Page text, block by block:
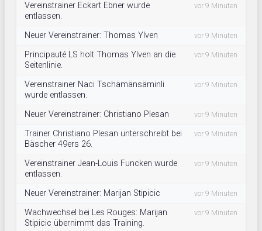
Vereinstrainer Eckart Ebner wurde
entlassen.
vor 9 Minuten
Neuer Vereinstrainer: Thomas Ylven vor 9 Minuten
Principauté LS holt Thomas Ylven an die
Seitenlinie.
vor 9 Minuten
Vereinstrainer Naci Tschämänsäminli
wurde entlassen.
vor 9 Minuten
Neuer Vereinstrainer: Christiano Plesan vor 9 Minuten
Trainer Christiano Plesan unterschreibt bei
Bäscher 49ers 26.
vor 9 Minuten
Vereinstrainer Jean-Louis Funcken wurde
entlassen.
vor 9 Minuten
Neuer Vereinstrainer: Marijan Stipicic vor 9 Minuten
Wachwechsel bei Les Rouges: Marijan
Stipicic übernimmt das Training.
vor 9 Minuten